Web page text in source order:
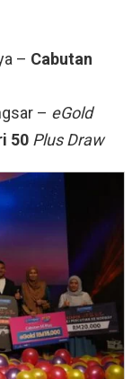
– Cabutan
– eGold
50 Plus Draw